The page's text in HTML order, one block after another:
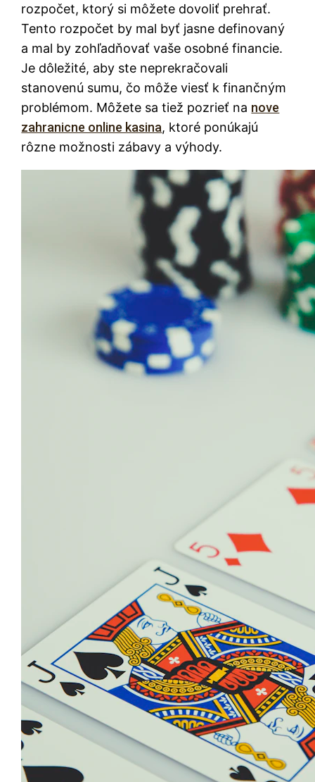
rozpočet, ktorý si môžete dovoliť prehrať.
Tento rozpočet by mal byť jasne definovaný
a mal by zohľadňovať vaše osobné financie.
Je dôležité, aby ste neprekračovali
stanovenú sumu, čo môže viesť k finančným
problémom. Môžete sa tiež pozrieť na nove
zahranicne online kasina, ktoré ponúkajú
rôzne možnosti zábavy a výhody.